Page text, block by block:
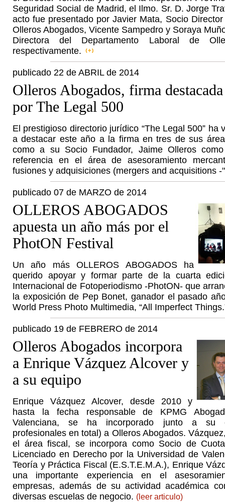
Seguridad Social de Madrid, el Ilmo. Sr. D. Jorge
acto fue presentado por Javier Mata, Socio
Olleros Abogados, Vicente Sampedro y Soraya
Directora del Departamento Laboral de
respectivamente.
publicado 22 de ABRIL de 2014
Olleros Abogados, firma destacada
por The Legal 500
El prestigioso directorio jurídico “The Legal 500” ha
a destacar este año a la firma en tres de sus
como a su Socio Fundador, Jaime Olleros
referencia en el área de asesoramiento
fusiones y adquisiciones (mergers and acquisitions -
publicado 07 de MARZO de 2014
OLLEROS ABOGADOS
apuesta un año más por el
PhotON Festival
Un año más OLLEROS ABOGADOS ha
querido apoyar y formar parte de la cuarta
Internacional de Fotoperiodismo -PhotON- que
la exposición de Pep Bonet, ganador el pasado
World Press Photo Multimedia, “All Imperfect
publicado 19 de FEBRERO de 2014
Olleros Abogados incorpora
a Enrique Vázquez Alcover y
a su equipo
Enrique Vázquez Alcover, desde 2010 y
hasta la fecha responsable de KPMG
Valenciana, se ha incorporado junto a su
profesionales en total) a Olleros Abogados.
el área fiscal, se incorpora como Socio de
Licenciado en Derecho por la Universidad de
Teoría y Práctica Fiscal (E.S.T.E.M.A.), Enrique
una importante experiencia en el
empresas, además de su actividad académica
diversas escuelas de negocio. (leer articulo)